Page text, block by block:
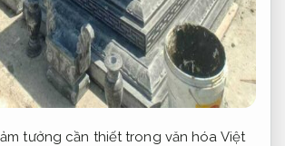
tưởng cần thiết trong văn hóa Việt